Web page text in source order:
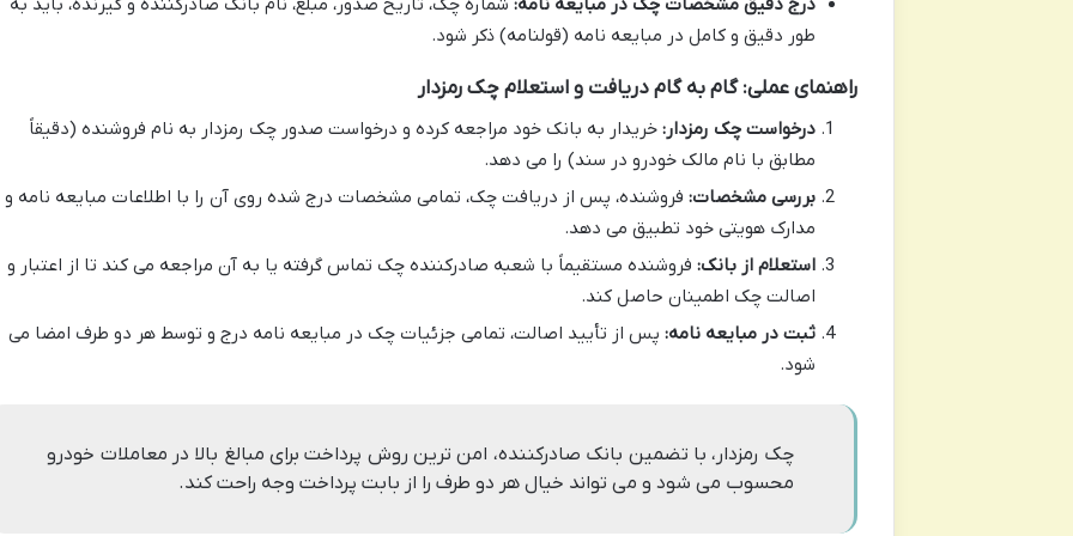
درج دقیق مشخصات چک در مبایعه نامه: شماره چک، تاریخ صدور، مبلغ، نام بانک صادرکننده و گیرنده، باید به
طور دقیق و کامل در مبایعه نامه (قولنامه) ذکر شود.
راهنمای عملی: گام به گام دریافت و استعلام چک رمزدار
درخواست چک رمزدار: خریدار به بانک خود مراجعه کرده و درخواست صدور چک رمزدار به نام فروشنده (دقیقاً
مطابق با نام مالک خودرو در سند) را می دهد.
بررسی مشخصات: فروشنده، پس از دریافت چک، تمامی مشخصات درج شده روی آن را با اطلاعات مبایعه نامه و
مدارک هویتی خود تطبیق می دهد.
استعلام از بانک: فروشنده مستقیماً با شعبه صادرکننده چک تماس گرفته یا به آن مراجعه می کند تا از اعتبار و
اصالت چک اطمینان حاصل کند.
ثبت در مبایعه نامه: پس از تأیید اصالت، تمامی جزئیات چک در مبایعه نامه درج و توسط هر دو طرف امضا می
شود.
چک رمزدار، با تضمین بانک صادرکننده، امن ترین روش پرداخت برای مبالغ بالا در معاملات خودرو
محسوب می شود و می تواند خیال هر دو طرف را از بابت پرداخت وجه راحت کند.